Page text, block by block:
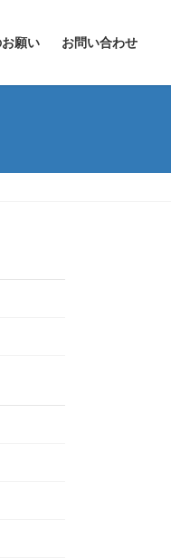
願い お問い合わせ